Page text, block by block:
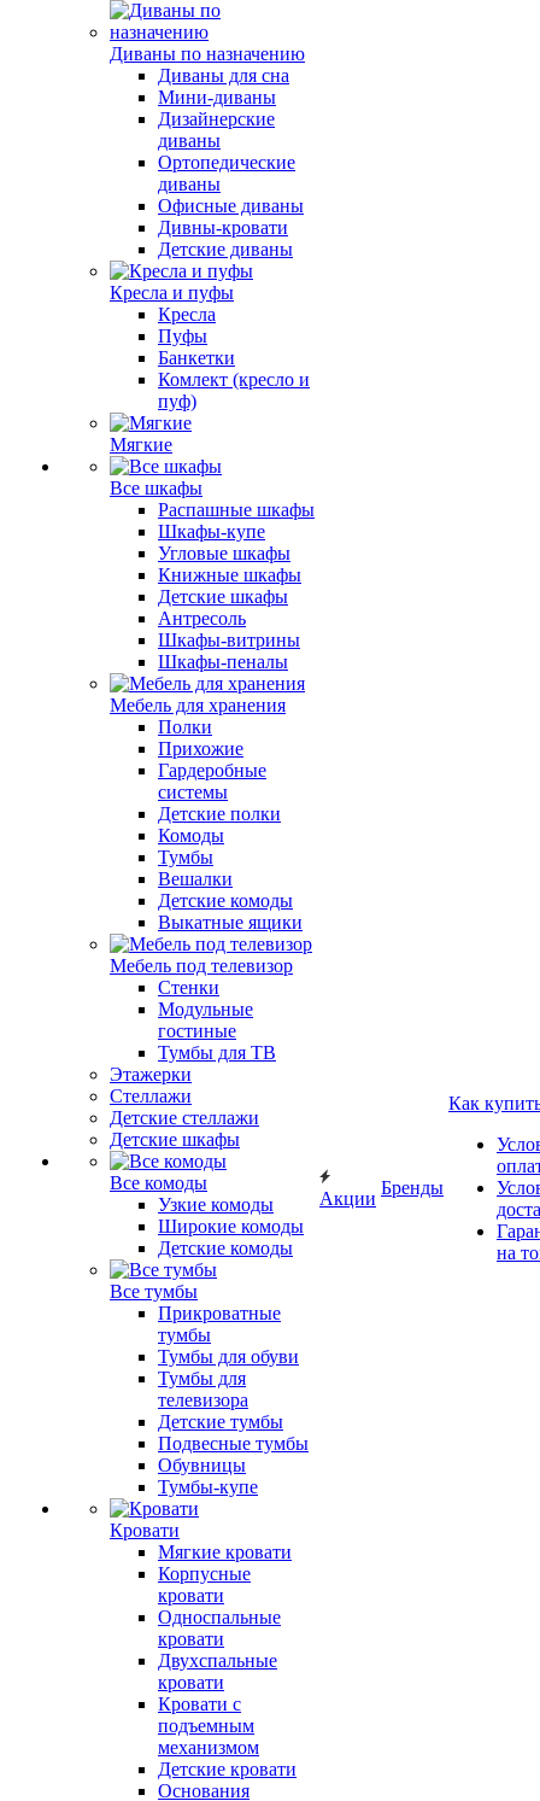
Диваны по назначению
Диваны для сна
Мини-диваны
Дизайнерские
диваны
Ортопедические
диваны
Офисные диваны
Дивны-кровати
Детские диваны
Кресла и пуфы
Кресла
Пуфы
Банкетки
Комлект (кресло и
пуф)
Мягкие
Все шкафы
Распашные шкафы
Шкафы-купе
Угловые шкафы
Книжные шкафы
Детские шкафы
Антресоль
Шкафы-витрины
Шкафы-пеналы
Мебель для хранения
Полки
Прихожие
Гардеробные
системы
Детские полки
Комоды
Тумбы
Вешалки
Детские комоды
Выкатные ящики
Мебель под телевизор
Стенки
Модульные
гостиные
Тумбы для ТВ
Этажерки
Стеллажи
Детские стеллажи
Детские шкафы
Все комоды
Узкие комоды
Широкие комоды
Детские комоды
Все тумбы
Прикроватные
тумбы
Тумбы для обуви
Тумбы для
телевизора
Детские тумбы
Подвесные тумбы
Обувницы
Тумбы-купе
Кровати
Мягкие кровати
Корпусные
кровати
Односпальные
кровати
Двухспальные
кровати
Кровати с
подъемным
механизмом
Детские кровати
Основания
Акции
Бренды
Как
на